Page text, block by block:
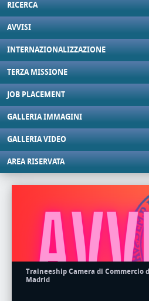
RICERCA
AVVISI
INTERNAZIONALIZZAZIONE
TERZA MISSIONE
JOB PLACEMENT
GALLERIA IMMAGINI
GALLERIA VIDEO
AREA RISERVATA
Traineeship Camera di Commercio di
Madrid